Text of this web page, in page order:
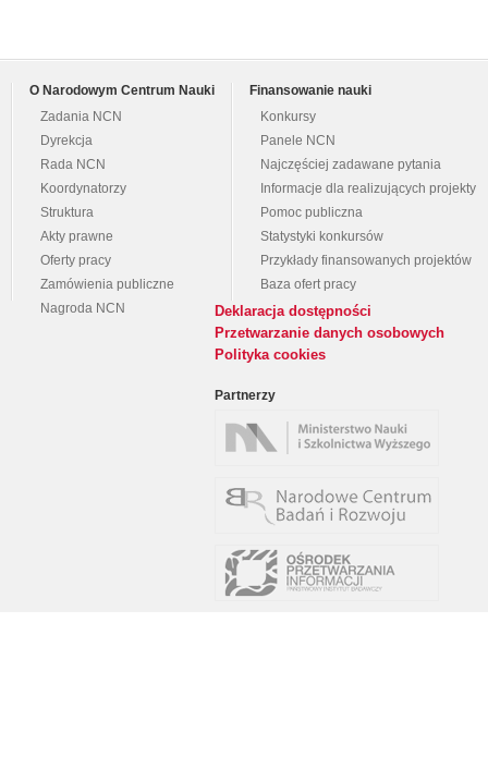
O Narodowym Centrum Nauki
Zadania NCN
Dyrekcja
Rada NCN
Koordynatorzy
Struktura
Akty prawne
Oferty pracy
Zamówienia publiczne
Nagroda NCN
Finansowanie nauki
Konkursy
Panele NCN
Najczęściej zadawane pytania
Informacje dla realizujących projekty
Pomoc publiczna
Statystyki konkursów
Przykłady finansowanych projektów
Baza ofert pracy
Deklaracja dostępności
Przetwarzanie danych osobowych
Polityka cookies
Partnerzy